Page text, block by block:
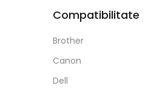
Kodak
80
100
160
Compatibilitate
Brother
Canon
Dell